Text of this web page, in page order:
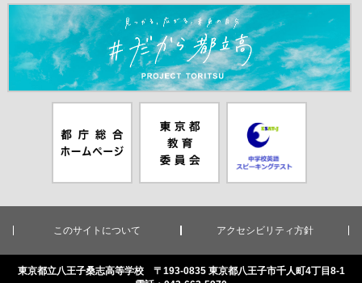
＃だから都立高（別ウインドウが開きます）
ムページ（別
ウインドウが
員会（別ウイ
ンドウが開き
ピーキングテ
スト（別ウイ
ンドウが開き
このサイトについて アクセシビリティ方針
東京都立八王子桑志高等学校 〒193-0835 東京都八王子市千人町4丁目8-1